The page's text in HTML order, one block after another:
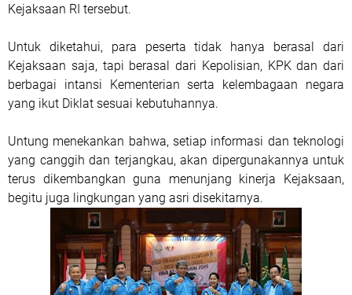
Kejaksaan RI tersebut.
Untuk diketahui, para peserta tidak hanya berasal dari
Kejaksaan saja, tapi berasal dari Kepolisian, KPK dan dari
berbagai intansi Kementerian serta kelembagaan negara
yang ikut Diklat sesuai kebutuhannya.
Untung menekankan bahwa, setiap informasi dan teknologi
yang canggih dan terjangkau, akan dipergunakannya untuk
terus dikembangkan guna menunjang kinerja Kejaksaan,
begitu juga lingkungan yang asri disekitarnya.